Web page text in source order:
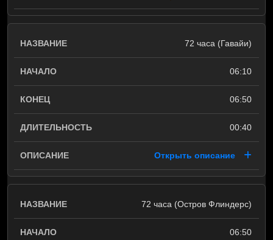
72 часа (Гавайи)
06:10
06:50
00:40
Открыть описание
72 часа (Остров Флиндерс)
06:50